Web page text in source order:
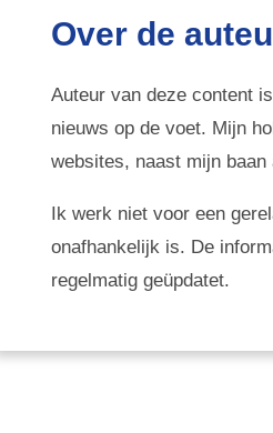
Over de
Auteur van deze content
nieuws op de voet. Mijn
websites, naast mijn
Ik werk niet voor een
onafhankelijk is. De
regelmatig geüpdatet.